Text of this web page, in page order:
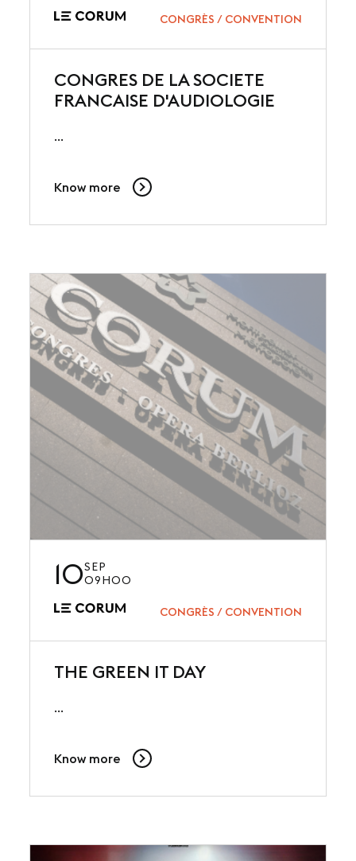
CONGRÈS / CONVENTION
CONGRES DE LA SOCIETE
FRANCAISE D'AUDIOLOGIE
...
Know more
10SEP
09H00
CONGRÈS / CONVENTION
THE GREEN IT DAY
...
Know more